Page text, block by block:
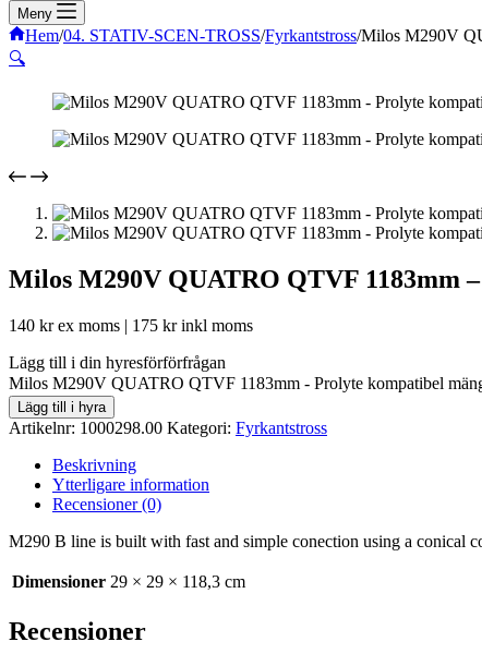
Meny
Hem/04. STATIV-SCEN-TROSS/Fyrkantstross/Milos M290V
🔍
Milos M290V QUATRO QTVF 1183mm
140 krex moms | 175 krinkl moms
Lägg till i din hyresförförfrågan
Milos M290V QUATRO QTVF 1183mm - Prolyte kompatibel
Lägg till i hyra
Artikelnr: 1000298.00 Kategori: Fyrkantstross
Beskrivning
Ytterligare information
Recensioner (0)
M290 B line is built with fast and simple conection using a conical
Dimensioner 29 × 29 × 118,3 cm
Recensioner